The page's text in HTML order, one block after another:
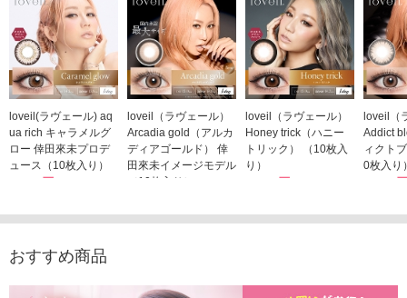
loveil(ラヴェール) aq
ua rich キャラメルグ
ロー 倖田來未プロデ
ュース（10枚入り）
1,760円
loveil（ラヴェール）
Arcadia gold（アルカ
ディアゴールド） 倖
田來未イメージモデル
（10枚入り）
loveil（ラヴェール）
Honey trick（ハニー
トリック） （10枚入
り）
1,760円
loveil（
Addict
ィクト
0枚入り
1,760
おすすめ商品